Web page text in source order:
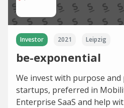
Investor 2021 Leipzig
be-exponential
We invest with purpose and
startups, preferred in
Enterprise SaaS and help